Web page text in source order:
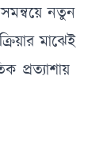
সমন্বয়ে নতুন
মাঝেই
প্রত্যাশায়